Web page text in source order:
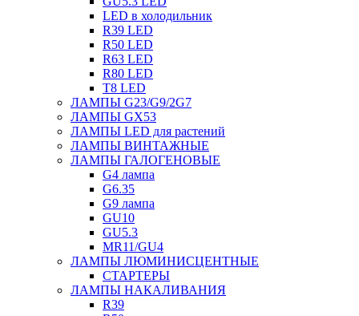
LED в холодильник
R39 LED
R50 LED
R63 LED
R80 LED
T8 LED
ЛАМПЫ G23/G9/2G7
ЛАМПЫ GX53
ЛАМПЫ LED для растений
ЛАМПЫ ВИНТАЖНЫЕ
ЛАМПЫ ГАЛОГЕНОВЫЕ
G4 лампа
G6.35
G9 лампа
GU10
GU5.3
MR11/GU4
ЛАМПЫ ЛЮМИНИСЦЕНТНЫЕ
СТАРТЕРЫ
ЛАМПЫ НАКАЛИВАНИЯ
R39